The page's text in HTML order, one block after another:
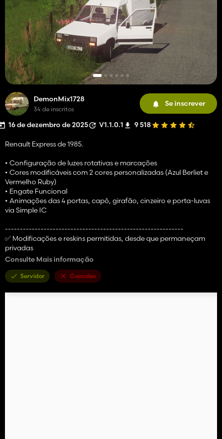
DemonMix1728
34 de inscritos
Se inscrever
16 de dezembro de 2025 V1.1.0.1 9 518
Renault Express de 1985.
• Configuração de luzes rotativas e marcações
• Cores modificáveis com 2 cores personalizadas (Azul Berliet e
Vermelho Ruby)
• Engate Funcional
• Animações das 4 portas, capô, girafão, cinzeiro e porta-luvas
via Simple IC
------------------------------------------------------------
✅ Modificações e reskins permitidas, desde que permaneçam
privadas
sem minha permissão!
⛔ Download gratuito, venda, troca ou doação de suas
Consulte Mais informação
Servidor Consoles